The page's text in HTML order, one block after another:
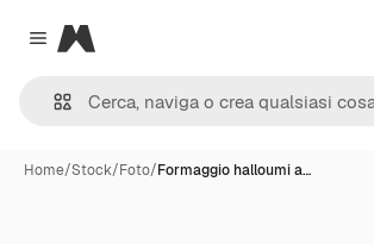
Close menu
Magnific
Home/Stock/Foto/Formaggio halloumi a…